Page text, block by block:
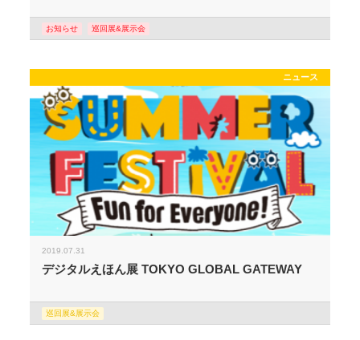
お知らせ 巡回展&展示会
ニュース
2019.07.31
デジタルえほん展 TOKYO GLOBAL GATEWAY
巡回展&展示会